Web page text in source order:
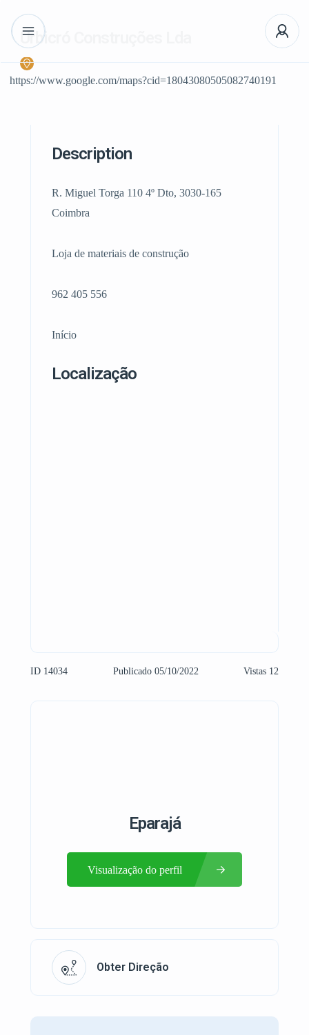
Urbicró Construções Lda
https://www.google.com/maps?cid=18043080505082740191
Description
R. Miguel Torga 110 4º Dto, 3030-165
Coimbra
Loja de materiais de construção
962 405 556
Início
Localização
ID 14034 Publicado 05/10/2022 Vistas 12
Eparajá
Visualização do perfil
Obter Direção